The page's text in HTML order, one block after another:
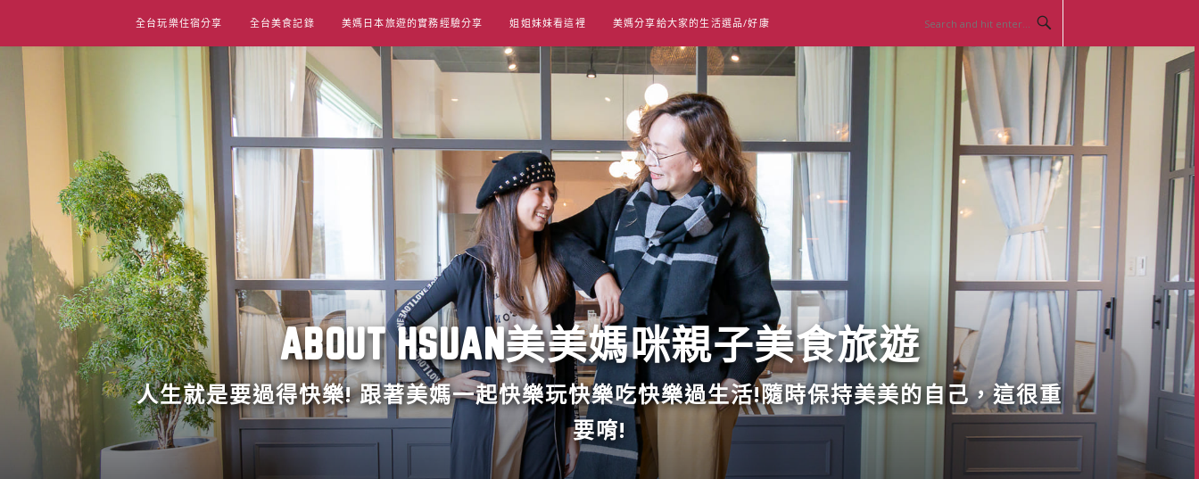
content
全台玩樂住宿分享 全台美食記錄 美媽日本旅遊的實務經驗分享 姐姐妹妹看這裡 美媽分享給大家的生活選品/好康
ABOUT HSUAN美美媽咪親子美食旅遊
人生就是要過得快樂! 跟著美媽一起快樂玩快樂吃快樂過生活!隨時保持美美的自己，這很重
要唷!